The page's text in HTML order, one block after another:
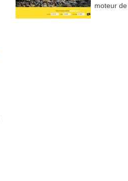
moteur